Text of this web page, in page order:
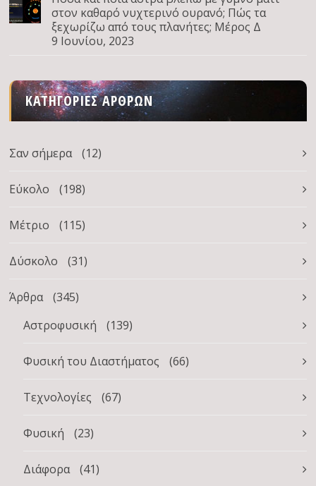
στον καθαρό νυχτερινό ουρανό; Πώς τα
ξεχωρίζω από τους πλανήτες; Μέρος Δ
9 Ιουνίου, 2023
ΚΑΤΗΓΟΡΊΕΣ ΆΡΘΡΩΝ
Σαν σήμερα (12)
Εύκολο (198)
Μέτριο (115)
Δύσκολο (31)
Άρθρα
(345)
Αστροφυσική
(139)
Φυσική του Διαστήματος (66)
Τεχνολογίες (67)
Φυσική (23)
Διάφορα (41)